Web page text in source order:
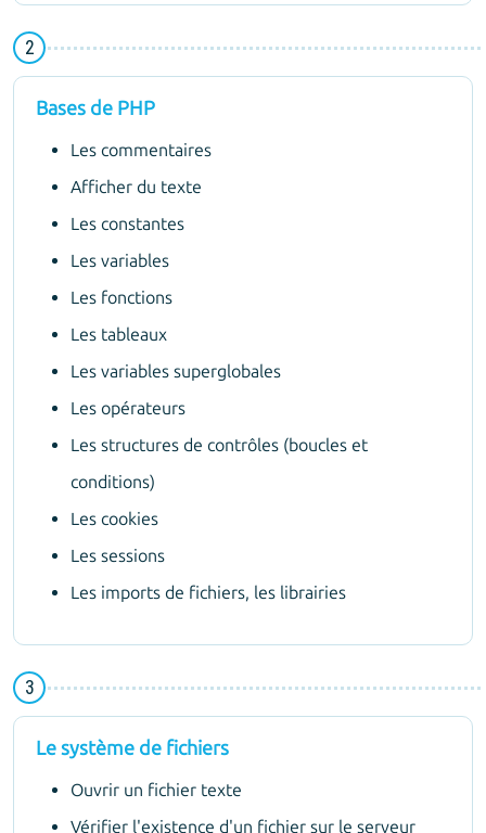
Bases de PHP
Les commentaires
Afficher du texte
Les constantes
Les variables
Les fonctions
Les tableaux
Les variables superglobales
Les opérateurs
Les structures de contrôles (boucles et
conditions)
Les cookies
Les sessions
Les imports de fichiers, les librairies
Le système de fichiers
Ouvrir un fichier texte
Vérifier l'existence d'un fichier sur le serveur